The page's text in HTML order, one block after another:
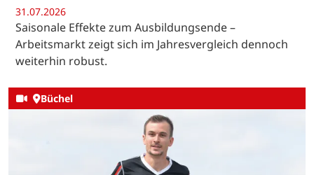
31.07.2026
Saisonale Effekte zum Ausbildungsende –
Arbeitsmarkt zeigt sich im Jahresvergleich dennoch
weiterhin robust.
Büchel